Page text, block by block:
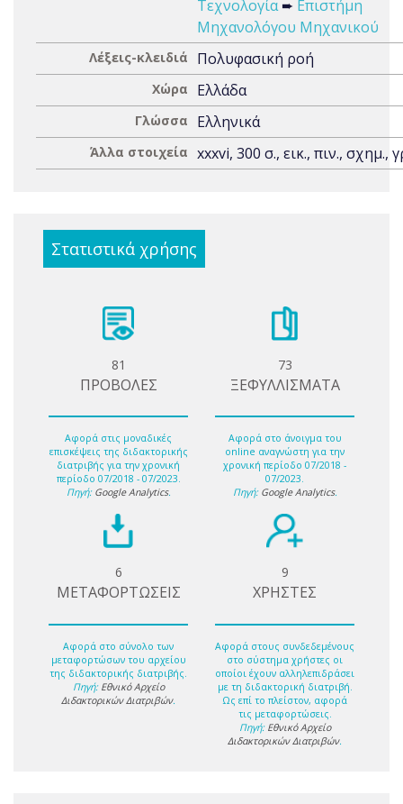
Τεχνολογία➨ Επιστήμη
Μηχανολόγου Μηχανικού
Λέξεις-κλειδιά Πολυφασική ροή
Χώρα Ελλάδα
Γλώσσα Ελληνικά
Άλλα στοιχεία xxxvi, 300 σ., εικ., πιν., σχημ.,
Στατιστικά χρήσης
81
ΠΡΟΒΟΛΕΣ
Αφορά στις μοναδικές
επισκέψεις της διδακτορικής
διατριβής για την χρονική
περίοδο 07/2018 - 07/2023.
Πηγή: Google Analytics.
73
ΞΕΦΥΛΛΙΣΜΑΤΑ
Αφορά στο άνοιγμα του
online αναγνώστη για την
χρονική περίοδο 07/2018 -
07/2023.
Πηγή: Google Analytics.
6
ΜΕΤΑΦΟΡΤΩΣΕΙΣ
Αφορά στο σύνολο των
μεταφορτώσων του αρχείου
της διδακτορικής διατριβής.
Πηγή: Εθνικό Αρχείο
Διδακτορικών Διατριβών.
9
ΧΡΗΣΤΕΣ
Αφορά στους συνδεδεμένους
στο σύστημα χρήστες οι
οποίοι έχουν αλληλεπιδράσει
με τη διδακτορική διατριβή.
Ως επί το πλείστον, αφορά
τις μεταφορτώσεις.
Πηγή: Εθνικό Αρχείο
Διδακτορικών Διατριβών.